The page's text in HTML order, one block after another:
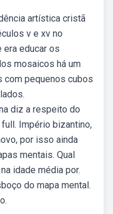
artística cristã
v e xv no
era educar os
mosaicos há um
com pequenos cubos
diz a respeito do
Império bizantino,
por isso ainda
mentais. Qual
idade média por.
do mapa mental.